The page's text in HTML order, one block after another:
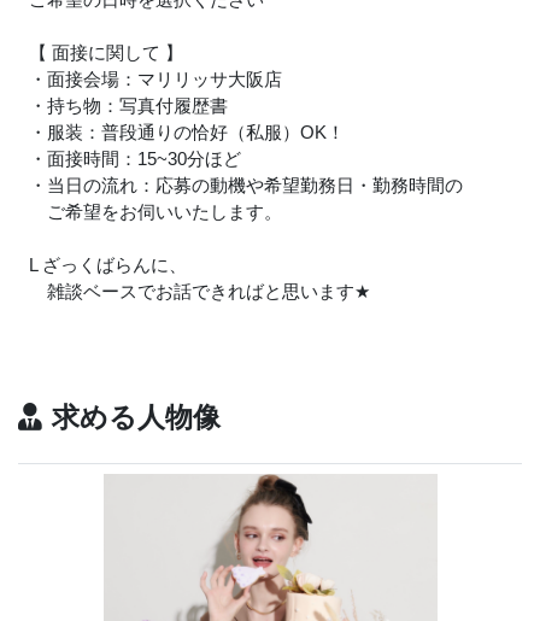
【 面接に関して 】
・面接会場：マリリッサ大阪店
・持ち物：写真付履歴書
・服装：普段通りの恰好（私服）OK！
・面接時間：15~30分ほど
・当日の流れ：応募の動機や希望勤務日・勤務時間の
ご希望をお伺いいたします。
L ざっくばらんに、
雑談ベースでお話できればと思います★
求める人物像